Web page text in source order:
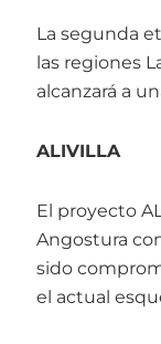
La segunda
las regiones
alcanzará a
ALIVILLA
El proyecto
Angostura
sido
el actual